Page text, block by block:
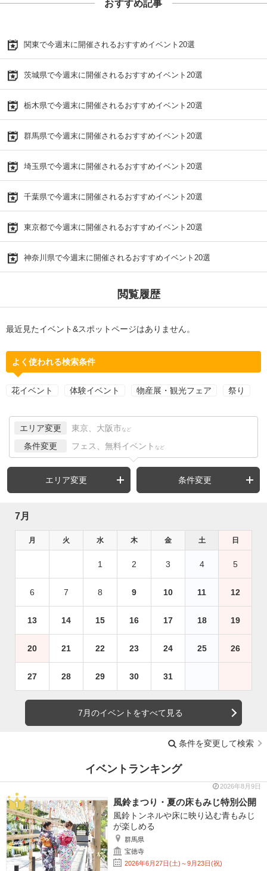
おすすめ記事
関東で今週末に開催されるおすすめイベント20選
茨城県で今週末に開催されるおすすめイベント20選
栃木県で今週末に開催されるおすすめイベント20選
群馬県で今週末に開催されるおすすめイベント20選
埼玉県で今週末に開催されるおすすめイベント20選
千葉県で今週末に開催されるおすすめイベント20選
東京都で今週末に開催されるおすすめイベント20選
神奈川県で今週末に開催されるおすすめイベント20選
閲覧履歴
最近見たイベント&スポットページはありません。
よく使われる検索条件
花イベント 体験イベント 物産展・観光フェア 祭り
エリア変更 東京、大阪市 など
条件変更 フェス、無料イベント など
エリア変更 条件変更
7月
月 火 水 木 金 土 日
1 2 3 4 5
6 7 8 9 10 11 12
13 14 15 16 17 18 19
20 21 22 23 24 25 26
27 28 29 30 31
7月のイベントをすべて見る
条件を変更して検索
イベントランキング
2026年8月9日
風鈴まつり・夏の床もみじ特別公開
風鈴トンネルや床に映り込む青もみじ
が楽しめる
群馬県
宝徳寺
2026年6月27日(土)～9月23日(祝)